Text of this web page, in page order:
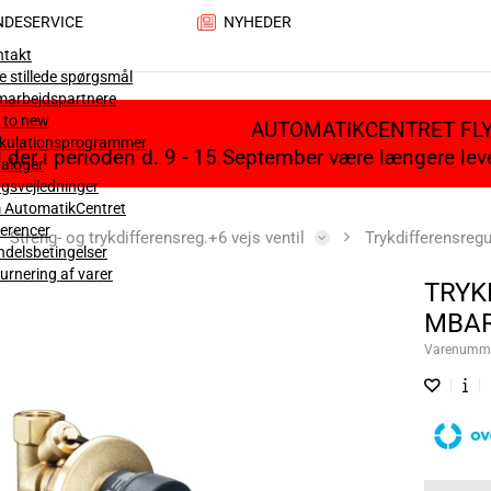
stillede spørgsmål
to new
AutomatikCentret
af varer
NYHEDER
AUTOMATIKCENTRET
der i perioden d. 9 - 15 September være længere
Streng- og trykdifferensreg.+6 vejs ventil